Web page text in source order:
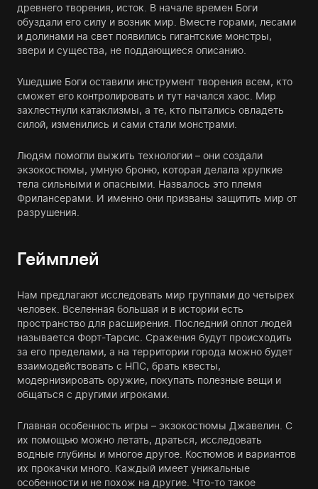
древнего творения, исток. В начале времен Боги
обуздали его силу и возник мир. Вместе горами, лесами
и долинами на свет появились гигантские монстры,
звери и существа, не поддающиеся описанию.
Ушедшие Боги оставили инструмент творения всем, кто
сможет его контролировать и тут начался хаос. Мир
захлестнули катаклизмы, а те, кто пытались овладеть
силой, изменились и сами стали монстрами.
Людям помогли выжить технологии – они создали
экзокостюмы, умную броню, которая делала хрупкие
тела сильными и опасными. Назвалось это племя
Фрилансерами. И именно они призваны защитить мир от
разрушения.
Геймплей
Нам предлагают исследовать мир группами до четырех
человек. Вселенная большая и в истории есть
пространство для расширения. Последний оплот людей
называется Форт-Тарсис. Сражения будут происходить
за его пределами, а на территории города можно будет
взаимодействовать с НПС, брать квесты,
модернизировать оружие, покупать полезные вещи и
общаться с другими игроками.
Главная особенность игры – экзокостюмы Джавелин. С
их помощью можно летать, драться, исследовать
водные глубины и многое другое. Костюмов и вариантов
их прокачки много. Каждый имеет уникальные
особенности и не похож на другие. Что-то такое